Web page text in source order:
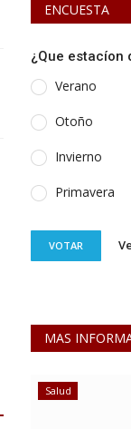
ENCUESTA
¿Que estacíon
Verano
Otoño
Invierno
Primavera
VOTAR
MAS
Desarrollo Social